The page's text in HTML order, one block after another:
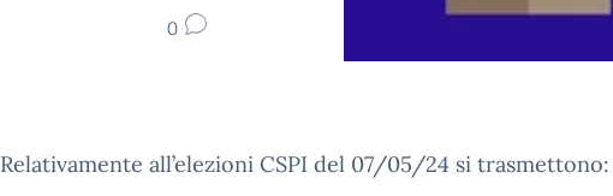
0
Relativamente all’elezioni CSPI del 07/05/24 si trasmettono: